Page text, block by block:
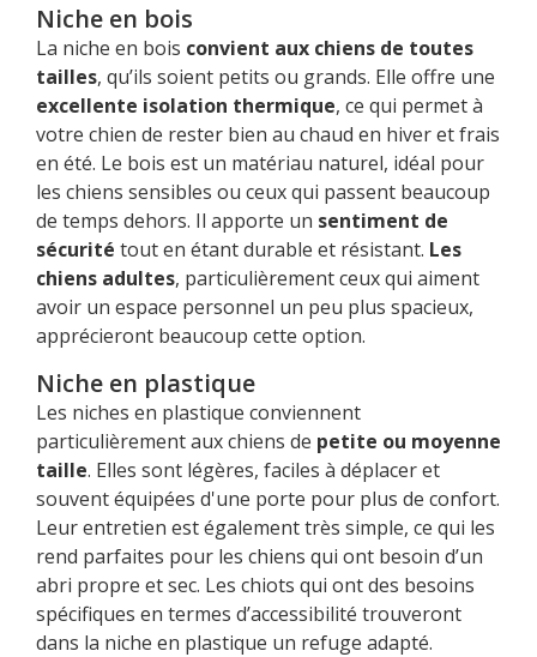
Niche en bois
La niche en bois convient aux chiens de toutes
tailles, qu’ils soient petits ou grands. Elle offre une
excellente isolation thermique, ce qui permet à
votre chien de rester bien au chaud en hiver et frais
en été. Le bois est un matériau naturel, idéal pour
les chiens sensibles ou ceux qui passent beaucoup
de temps dehors. Il apporte un sentiment de
sécurité tout en étant durable et résistant. Les
chiens adultes, particulièrement ceux qui aiment
avoir un espace personnel un peu plus spacieux,
apprécieront beaucoup cette option.
Niche en plastique
Les niches en plastique conviennent
particulièrement aux chiens de petite ou moyenne
taille. Elles sont légères, faciles à déplacer et
souvent équipées d'une porte pour plus de confort.
Leur entretien est également très simple, ce qui les
rend parfaites pour les chiens qui ont besoin d’un
abri propre et sec. Les chiots qui ont des besoins
spécifiques en termes d’accessibilité trouveront
dans la niche en plastique un refuge adapté.